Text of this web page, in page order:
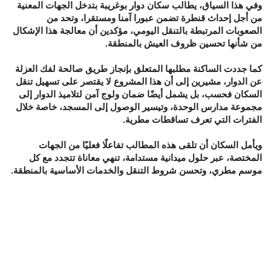
وفي هذا السياق، يطالب سكان دوار بوغريبة بتدخل الجهات المعنية
من أجل إحداث قنطرة تضمن عبورا آمنا ومستقرا، وتحد من
الصعوبات المرتبطة بالتنقل اليومي، مؤكدين أن معالجة هذا الإشكال
من شأنها تحسين ظروف العيش بالمنطقة.
كما جددت الساكنة مطلبها المتعلق بإنجاز طريق صالحة لفك العزلة
عن الدوار، مشيرين إلى أن هذا المشروع لا يقتصر على تسهيل تنقل
السكان فحسب، بل يشمل أيضًا ضمان ولوج آمن لتلاميذ الدوار إلى
مجموعة مدارس الوحدة، وتيسير الوصول إلى المسجد، خاصة خلال
الفترات التي تعرف تساقطات مطرية.
ويأمل السكان أن تلقى هذه المطالب تفاعلًا فعليًا من الجهات
المختصة، عبر حلول ميدانية مستدامة، تنهي معاناة تتجدد مع كل
موسم مطري، وتحسن شروط التنقل والخدمات الأساسية بالمنطقة.